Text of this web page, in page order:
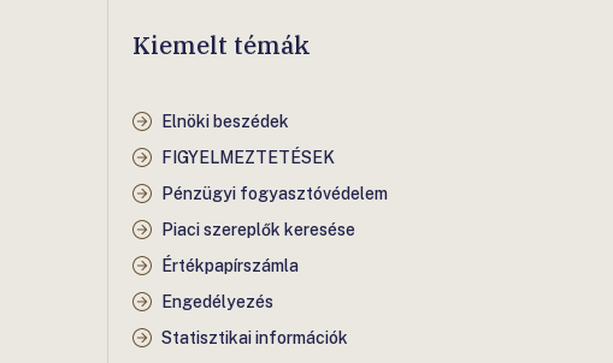
Kiemelt témák
Elnöki beszédek
FIGYELMEZTETÉSEK
Pénzügyi fogyasztóvédelem
Piaci szereplők keresése
Értékpapírszámla
Engedélyezés
Statisztikai információk